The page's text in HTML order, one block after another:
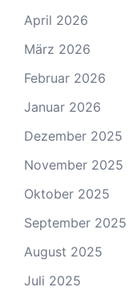
April 2026
März 2026
Februar 2026
Januar 2026
Dezember 2025
November 2025
Oktober 2025
September 2025
August 2025
Juli 2025